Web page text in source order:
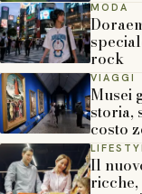
MODA
rock
VIAGGI
Musei
storia,
costo
Il